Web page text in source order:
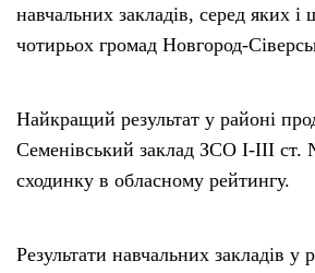
навчальних закладів, серед яких і
чотирьох громад Новгород-
Найкращий результат у районі
Семенівський заклад ЗСО І-ІІІ
сходинку в обласному рейтингу.
Результати навчальних закладів у